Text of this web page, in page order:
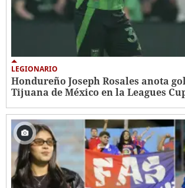
LEGIONARIO
Hondureño Joseph Rosales anota
Tijuana de México en la Leagues